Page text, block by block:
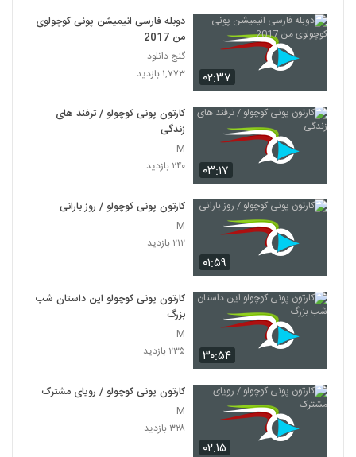
۰۲:۳۷
دوبله فارسی انیمیشن پونی کوچولوی
من 2017
گنج دانلود
۱,۷۷۳ بازدید
۰۳:۱۷
کارتون پونی کوچولو / ترفند های
زندگی
M
۲۴۰ بازدید
۰۱:۵۹
کارتون پونی کوچولو / روز بارانی
M
۲۱۲ بازدید
۳۰:۵۴
کارتون پونی کوچولو این داستان شب
بزرگ
M
۲۳۵ بازدید
۰۲:۱۵
کارتون پونی کوچولو / رویای مشترک
M
۳۲۸ بازدید